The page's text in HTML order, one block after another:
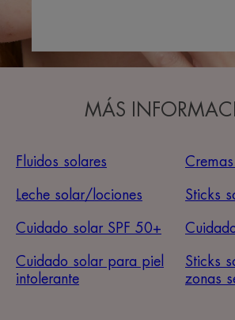
MÁS
Fluidos solares
Leche solar/lociones Sticks
Cuidado solar SPF 50+
Cuidado solar para piel
intolerante
Sticks
zonas